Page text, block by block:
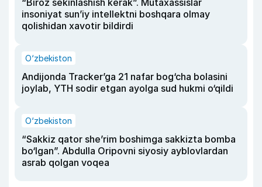
insoniyat sun’iy intellektni boshqara olmay
qolishidan xavotir bildirdi
O‘zbekiston
Andijonda Tracker’ga 21 nafar bog‘cha bolasini
joylab, YTH sodir etgan ayolga sud hukmi o‘qildi
O‘zbekiston
“Sakkiz qator she’rim boshimga sakkizta bomba
bo‘lgan”. Abdulla Oripovni siyosiy ayblovlardan
asrab qolgan voqea